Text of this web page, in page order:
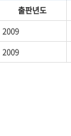
출판년도
2009
2009